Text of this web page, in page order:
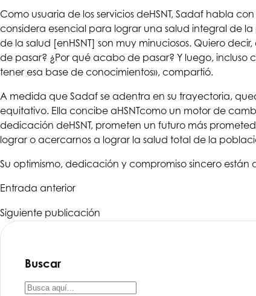
Como usuaria de los servicios deHSNT, Sadaf habla
considera esencial para lograr una salud integral de
de la salud [enHSNT] son muy minuciosos. Quiero
de pasar? ¿Por qué acabo de pasar? Y luego, incluso
tener esa base de conocimientos», compartió.
A medida que Sadaf se adentra en su trayectoria,
equitativo. Ella concibe aHSNTcomo un motor de
dedicación deHSNT, prometen un futuro más
lograr o acercarnos a lograr la salud total de la
Su optimismo, dedicación y compromiso sincero
Entrada anterior
Siguiente publicación
Buscar